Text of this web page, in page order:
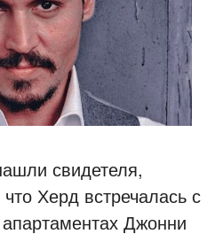
свидетеля,
Херд встречалась с
Джонни